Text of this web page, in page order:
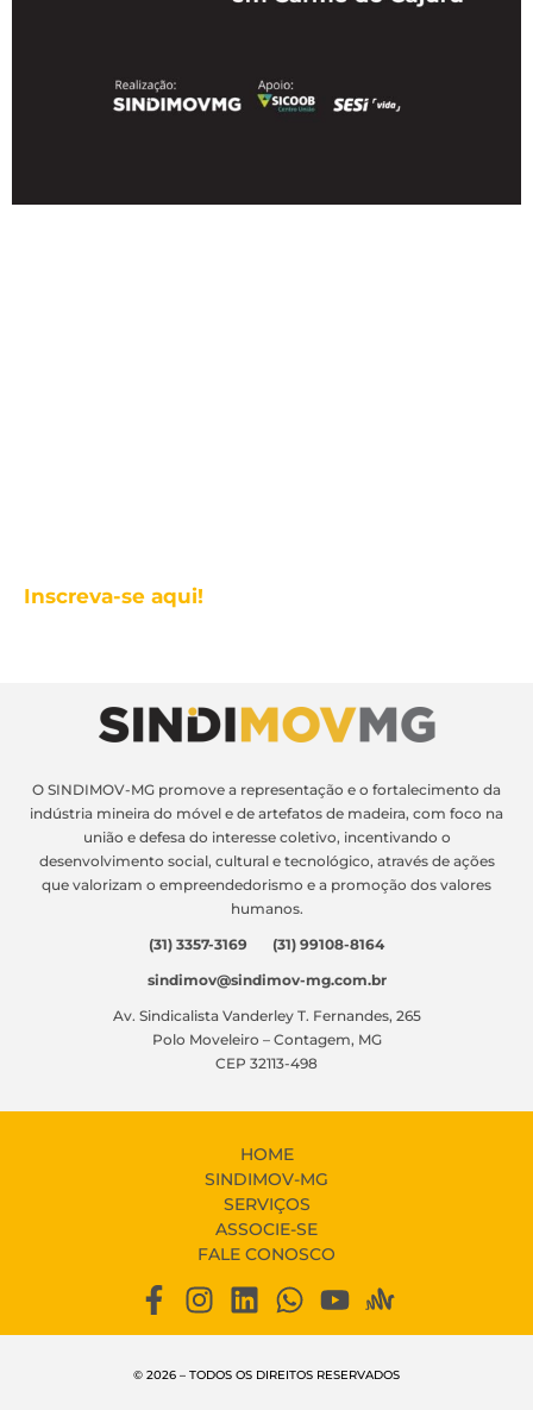
Inscreva-se aqui!
O SINDIMOV-MG promove a representação e o fortalecimento da
indústria mineira do móvel e de artefatos de madeira, com foco na
união e defesa do interesse coletivo, incentivando o
desenvolvimento social, cultural e tecnológico, através de ações
que valorizam o empreendedorismo e a promoção dos valores
humanos.
(31) 3357-3169 (31) 99108-8164
sindimov@sindimov-mg.com.br
Av. Sindicalista Vanderley T. Fernandes, 265
Polo Moveleiro – Contagem, MG
CEP 32113-498
HOME
SINDIMOV-MG
SERVIÇOS
ASSOCIE-SE
FALE CONOSCO
© 2026 – TODOS OS DIREITOS RESERVADOS